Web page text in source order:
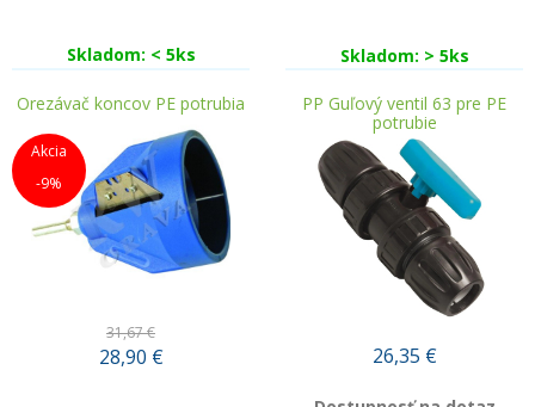
Skladom: < 5ks Skladom: > 5ks
Orezávač koncov PE potrubia
Akcia
-9%
31,67 €
28,90 €
PP Guľový ventil 63 pre PE
potrubie
26,35 €